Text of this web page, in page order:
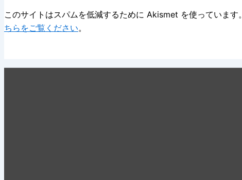
このサイトはスパムを低減するために Akismet を使っています。
ちらをご覧ください。